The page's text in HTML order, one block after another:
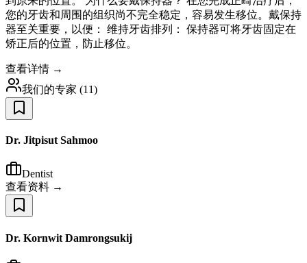
您的牙齿和周围的组织尚不完全稳定，容易发生移位。戴保持
器至关重要，以便： 维持牙齿排列： 保持器可将牙齿固定在
矫正后的位置，防止移位。
查看详情 →
我们的专家 (11)
Dr. Jitpisut Sahmoo
Dentist
查看资料 →
Dr. Kornwit Damrongsukij